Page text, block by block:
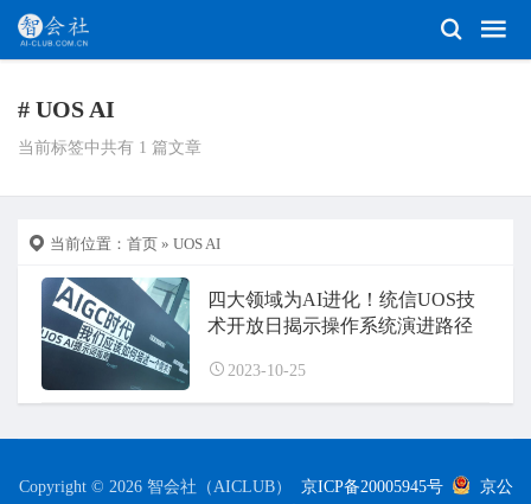
# UOS AI
当前标签中共有 1 篇文章
当前位置： 首页 » UOS AI
四大领域为AI进化！统信UOS技
术开放日揭示操作系统演进路径
2023-10-25
Copyright © 2026 智会社（AICLUB） 京ICP备20005945号
京公